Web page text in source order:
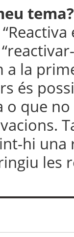
tema?
la
és
o que
hi una
les